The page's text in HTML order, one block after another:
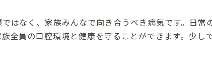
はなく、家族みんなで向き合うべき病気です。日常
全員の口腔環境と健康を守ることができます。少し